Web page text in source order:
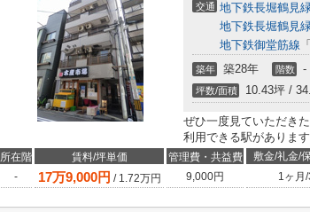
交通 地下鉄長堀鶴見
地下鉄長堀鶴見
地下鉄御堂筋線 「
築年 築28年 階数 -
坪数/面積 10.43坪 /
ぜひ一度見ていただき
利用できる駅がありま
所在階 賃料/坪単価 管理費・共益費 敷金/礼金/
-
17万9,000円 / 1.72万円 9,000円 1ヶ月 /